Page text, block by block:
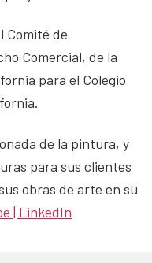
Comité de
Comercial, de la
para el Colegio
de la pintura, y
para sus clientes
obras de arte en su
| LinkedIn